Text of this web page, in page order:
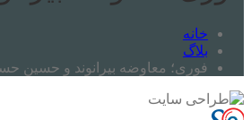
خانه
بلاگ
فوری؛ معاوضه بیرانوند و حسین